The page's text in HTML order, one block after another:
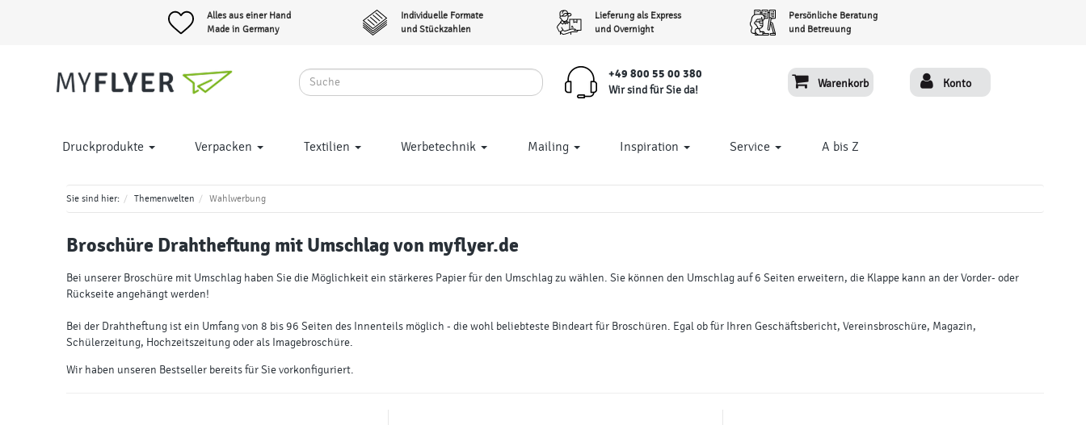
Alles aus einer Hand
Made in Germany
Individuelle Formate
und Stückzahlen
Lieferung als Express
und Overnight
Persönliche Beratung
und Betreuung
+49 800 55 00 380
Wir sind für Sie da!
Warenkorb Konto
Druckprodukte Verpacken Textilien Werbetechnik Mailing Inspiration Service A bis Z
Sie sind hier: Themenwelten Wahlwerbung
Broschüre Drahtheftung mit Umschlag von myflyer.de
Bei unserer Broschüre mit Umschlag haben Sie die Möglichkeit ein stärkeres Papier für den Umschlag zu wählen. Sie können den Umschlag auf 6 Seiten erweitern, die Klappe kann an der Vorder- oder
Rückseite angehängt werden!
Bei der Drahtheftung ist ein Umfang von 8 bis 96 Seiten des Innenteils möglich - die wohl beliebteste Bindeart für Broschüren. Egal ob für Ihren Geschäftsbericht, Vereinsbroschüre, Magazin,
Schülerzeitung, Hochzeitszeitung oder als Imagebroschüre.
Wir haben unseren Bestseller bereits für Sie vorkonfiguriert.